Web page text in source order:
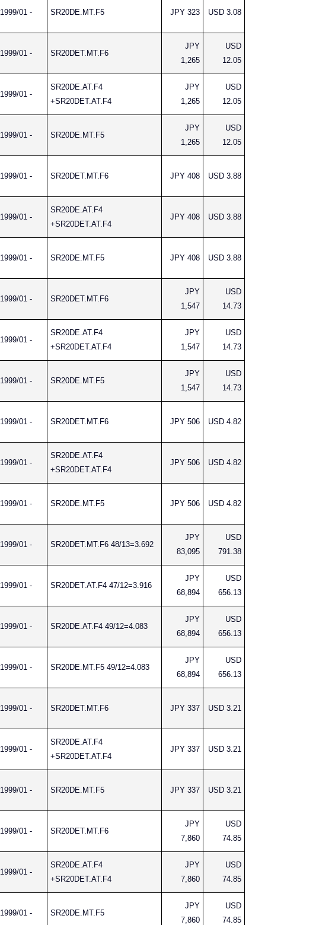
1999/01 - SR20DE.MT.F5 JPY 323 USD 3.08
1999/01 - SR20DET.MT.F6
JPY
1,265
USD
12.05
1999/01 -
SR20DE.AT.F4
+SR20DET.AT.F4
JPY
1,265
USD
12.05
1999/01 - SR20DE.MT.F5
JPY
1,265
USD
12.05
1999/01 - SR20DET.MT.F6 JPY 408 USD 3.88
1999/01 -
SR20DE.AT.F4
+SR20DET.AT.F4
JPY 408 USD 3.88
1999/01 - SR20DE.MT.F5 JPY 408 USD 3.88
1999/01 - SR20DET.MT.F6
JPY
1,547
USD
14.73
1999/01 -
SR20DE.AT.F4
+SR20DET.AT.F4
JPY
1,547
USD
14.73
1999/01 - SR20DE.MT.F5
JPY
1,547
USD
14.73
1999/01 - SR20DET.MT.F6 JPY 506 USD 4.82
1999/01 -
SR20DE.AT.F4
+SR20DET.AT.F4
JPY 506 USD 4.82
1999/01 - SR20DE.MT.F5 JPY 506 USD 4.82
1999/01 - SR20DET.MT.F6 48/13=3.692
JPY
83,095
USD
791.38
1999/01 - SR20DET.AT.F4 47/12=3.916
JPY
68,894
USD
656.13
1999/01 - SR20DE.AT.F4 49/12=4.083
JPY
68,894
USD
656.13
1999/01 - SR20DE.MT.F5 49/12=4.083
JPY
68,894
USD
656.13
1999/01 - SR20DET.MT.F6 JPY 337 USD 3.21
1999/01 -
SR20DE.AT.F4
+SR20DET.AT.F4
JPY 337 USD 3.21
1999/01 - SR20DE.MT.F5 JPY 337 USD 3.21
1999/01 - SR20DET.MT.F6
JPY
7,860
USD
74.85
1999/01 -
SR20DE.AT.F4
+SR20DET.AT.F4
JPY
7,860
USD
74.85
1999/01 - SR20DE.MT.F5
JPY
7,860
USD
74.85